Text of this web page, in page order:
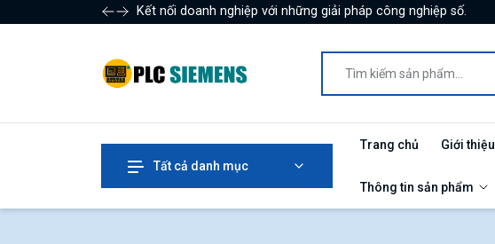
Kết nối doanh nghiệp với những giải pháp công nghiệp số.
Tất cả danh mục
Trang chủ Giới thiệu
Thông tin sản phẩm